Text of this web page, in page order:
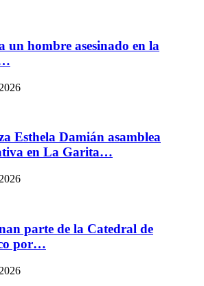
un hombre asesinado en la
Esthela Damián asamblea
en La Garita…
parte de la Catedral de
por…